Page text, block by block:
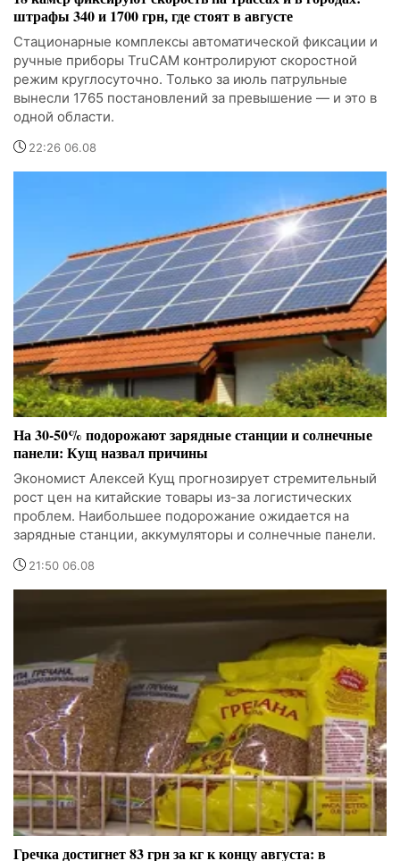
штрафы 340 и 1700 грн, где стоят в августе
Стационарные комплексы автоматической фиксации и
ручные приборы TruCAM контролируют скоростной
режим круглосуточно. Только за июль патрульные
вынесли 1765 постановлений за превышение — и это в
одной области.
22:26 06.08
На 30-50% подорожают зарядные станции и солнечные
панели: Кущ назвал причины
Экономист Алексей Кущ прогнозирует стремительный
рост цен на китайские товары из-за логистических
проблем. Наибольшее подорожание ожидается на
зарядные станции, аккумуляторы и солнечные панели.
21:50 06.08
Гречка достигнет 83 грн за кг к концу августа: в